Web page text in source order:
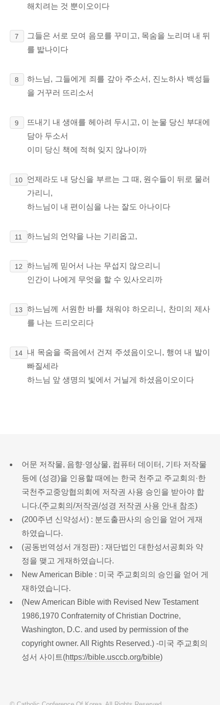
해치려는 것 뿐이오이다
7
그들은 서로 모여 음모를 꾸미고, 목숨을 노리며 내 뒤
를 밟나이다
8
하느님, 그들에게 죄를 갚아 주소서, 진노하사 백성들
을 거꾸러 뜨리소서
9
뜨내기 내 생애를 헤아려 두시고, 이 눈물 당신 부대에
담아 두소서
이미 당신 책에 적혀 잊지 않나이까
10
언제라도 내 당신을 부르는 그 때, 원수들이 뒤로 물러
가리니,
하느님이 내 편이심을 나는 잘도 아나이다
11 하느님의 언약을 나는 기리옵고,
12
하느님께 믿어서 나는 무섭지 않으리니
인간이 나에게 무엇을 할 수 있사오리까
13
하느님께 서원한 바를 채워야 하오리니, 찬미의 제사
를 나는 드리오리다
14
내 목숨을 죽음에서 건져 주셨음이오니, 행여 내 발이
빠질세라
하느님 앞 생명의 빛에서 거닐게 하셨음이오이다
어문 저작물, 음향·영상물, 컴퓨터 데이터, 기타 저작물
등에 (성경)을 인용할 때에는 한국 천주교 주교회의·한
국천주교중앙협의회에 저작권 사용 승인을 받아야 합
니다.(주교회의/저작권/성경 저작권 사용 안내 참조)
(200주년 신약성서) : 분도출판사의 승인을 얻어 게재
하였습니다.
(공동번역성서 개정판) : 재단법인 대한성서공회와 약
정을 맺고 게재하였습니다.
New American Bible : 미국 주교회의의 승인을 얻어 게
재하였습니다.
(New American Bible with Revised New Testament
1986,1970 Confraternity of Christian Doctrine,
Washington, D.C. and used by permission of the
copyright owner. All Rights Reserved.) -미국 주교회의
성서 사이트(https://bible.usccb.org/bible)